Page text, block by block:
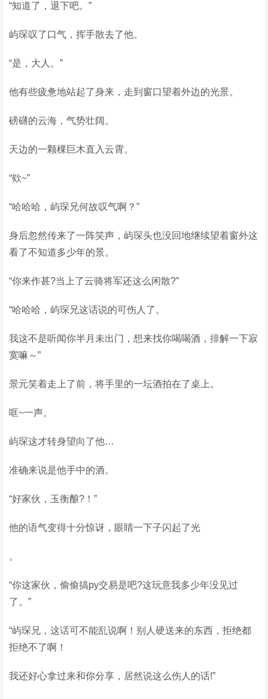
“知道了，退下吧。”
屿琛叹了口气，挥手散去了他。
“是，大人。”
他有些疲惫地站起了身来，走到窗口望着外边的光景。
磅礴的云海，气势壮阔。
天边的一颗棵巨木直入云霄。
“欸~”
“哈哈哈，屿琛兄何故叹气啊？”
身后忽然传来了一阵笑声，屿琛头也没回地继续望着窗外这
看了不知道多少年的景。
“你来作甚?当上了云骑将军还这么闲散?”
“哈哈哈，屿琛兄这话说的可伤人了。
我这不是听闻你半月未出门，想来找你喝喝酒，排解一下寂
寞嘛～”
景元笑着走上了前，将手里的一坛酒拍在了桌上。
哐~一声。
屿琛这才转身望向了他…
准确来说是他手中的酒。
“好家伙，玉衡酿?！”
他的语气变得十分惊讶，眼睛一下子闪起了光
。
“你这家伙，偷偷搞py交易是吧?这玩意我多少年没见过
了。”
“屿琛兄，这话可不能乱说啊！别人硬送来的东西，拒绝都
拒绝不了啊！
我还好心拿过来和你分享，居然说这么伤人的话!”